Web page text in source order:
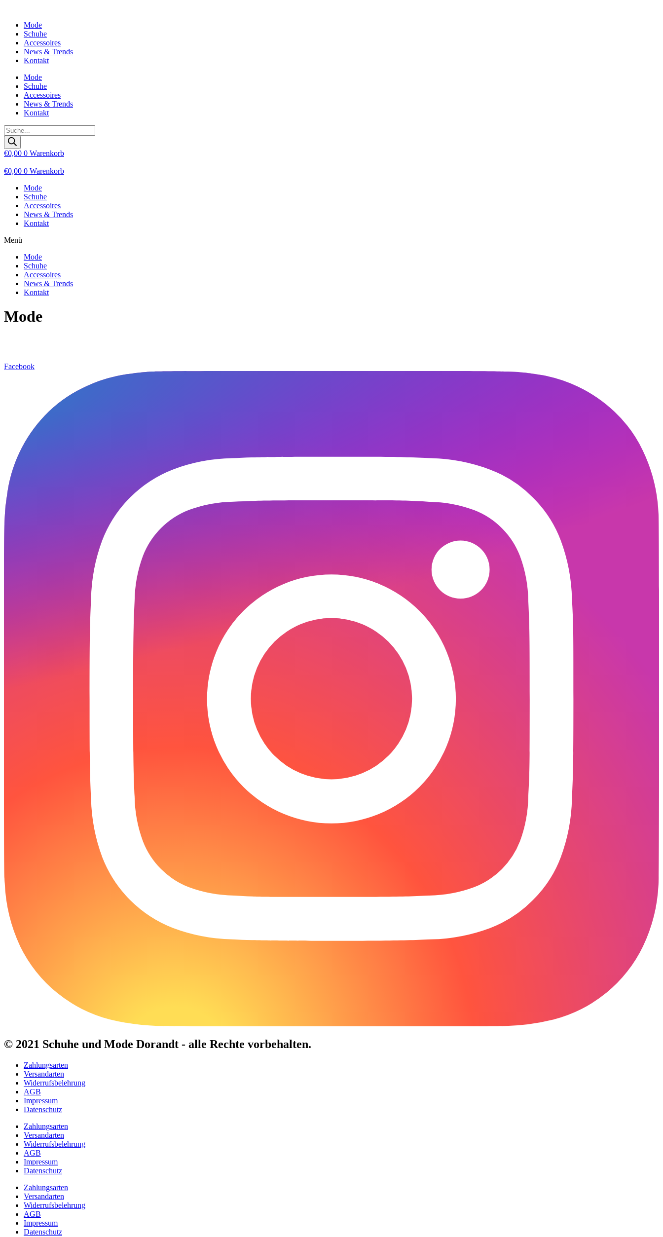
wechselnMode
Schuhe
Accessoires
News & Trends
Kontakt
Mode
Schuhe
Accessoires
News & Trends
Kontakt
Products
search
€0,00 0 Warenkorb
€0,00 0 Warenkorb
Mode
Schuhe
Accessoires
News & Trends
Kontakt
Menü
Mode
Schuhe
Accessoires
News & Trends
Kontakt
Mode
Facebook
© 2021 Schuhe und Mode Dorandt - alle Rechte vorbehalten.
Zahlungsarten
Versandarten
Widerrufsbelehrung
AGB
Impressum
Datenschutz
Zahlungsarten
Versandarten
Widerrufsbelehrung
AGB
Impressum
Datenschutz
Zahlungsarten
Versandarten
Widerrufsbelehrung
AGB
Impressum
Datenschutz